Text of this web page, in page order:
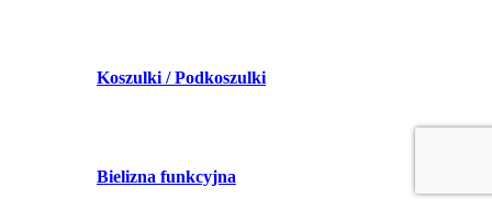
Koszulki / Podkoszulki
Bielizna funkcyjna